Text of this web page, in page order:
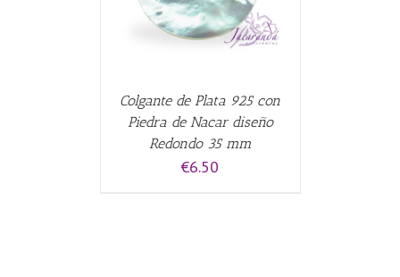
Colgante de Plata 925 con
Piedra de Nacar diseño
Redondo 35 mm
€6.50